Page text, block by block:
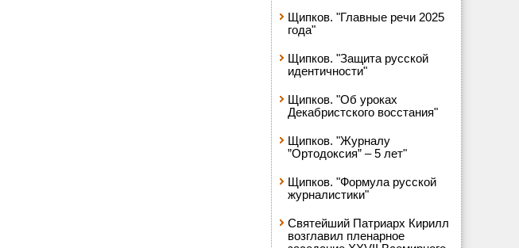
Щипков. "Главные речи 2025
года"
Щипков. "Защита русской
идентичности"
Щипков. "Об уроках
Декабристского восстания"
Щипков. "Журналу
”Ортодоксия” – 5 лет"
Щипков. "Формула русской
журналистики"
Святейший Патриарх Кирилл
возглавил пленарное